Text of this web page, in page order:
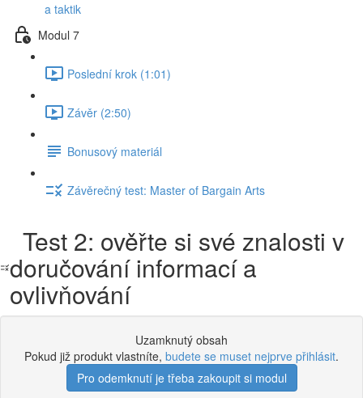
a taktik
Modul 7
Poslední krok (1:01)
Závěr (2:50)
Bonusový materiál
Závěrečný test: Master of Bargain Arts
Test 2: ověřte si své znalosti v
doručování informací a
ovlivňování
Uzamknutý obsah
Pokud již produkt vlastníte, budete se muset nejprve přihlásit.
Pro odemknutí je třeba zakoupit si modul